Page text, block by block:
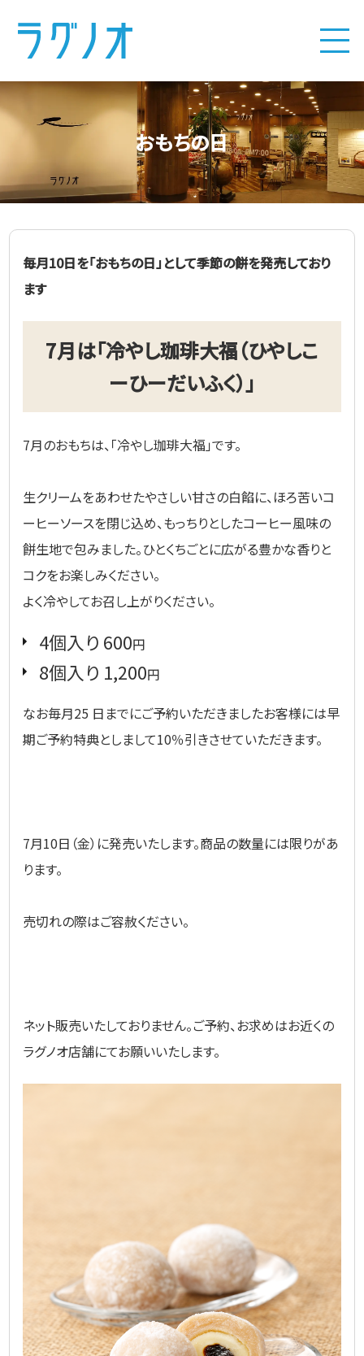
おもちの日
毎月10日を「おもちの日」として季節の餅を発売しており
ます
7月は「冷やし珈琲大福（ひやしこ
ーひーだいふく）」
7月のおもちは、「冷やし珈琲大福」です。
生クリームをあわせたやさしい甘さの白餡に、ほろ苦いコ
ーヒーソースを閉じ込め、もっちりとしたコーヒー風味の
餅生地で包みました。ひとくちごとに広がる豊かな香りと
コクをお楽しみください。
よく冷やしてお召し上がりください。
4個入り 600円
8個入り 1,200円
なお毎月25 日までにご予約いただきましたお客様には早
期ご予約特典としまして10％引きさせていただきます。
7月10日（金）に発売いたします。商品の数量には限りがあ
ります。
売切れの際はご容赦ください。
ネット販売いたしておりません。ご予約、お求めはお近くの
ラグノオ店舗にてお願いいたします。